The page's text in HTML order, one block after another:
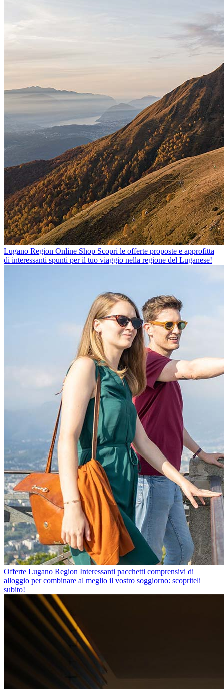
Lugano Region Online Shop Scopri le offerte proposte e approfitta
di interessanti spunti per il tuo viaggio nella regione del Luganese!
Offerte Lugano Region Interessanti pacchetti comprensivi di
alloggio per combinare al meglio il vostro soggiorno: scopriteli
subito!